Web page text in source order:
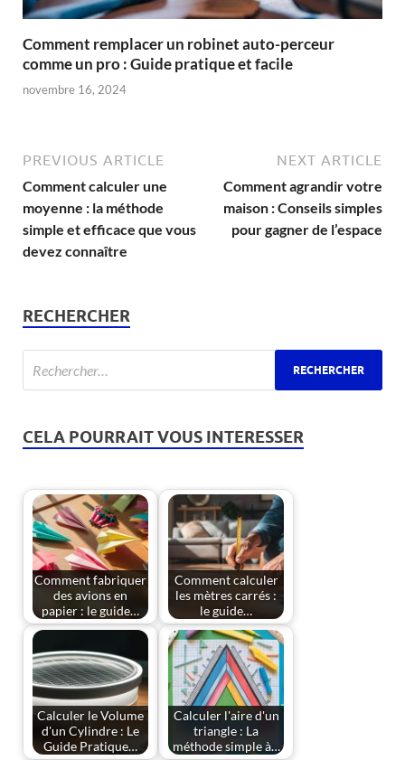
Comment remplacer un robinet auto-perceur
comme un pro : Guide pratique et facile
novembre 16, 2024
PREVIOUS ARTICLE
Comment calculer une
moyenne : la méthode
simple et efficace que vous
devez connaître
NEXT ARTICLE
Comment agrandir votre
maison : Conseils simples
pour gagner de l’espace
RECHERCHER
CELA POURRAIT VOUS INTERESSER
Comment fabriquer
des avions en
papier : le guide…
Comment calculer
les mètres carrés :
le guide…
Calculer le Volume
d'un Cylindre : Le
Guide Pratique…
Calculer l'aire d'un
triangle : La
méthode simple à…